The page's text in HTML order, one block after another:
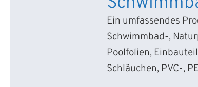
Ein umfassendes
Schwimmbad-,
Poolfolien,
Schläuchen, PVC-,